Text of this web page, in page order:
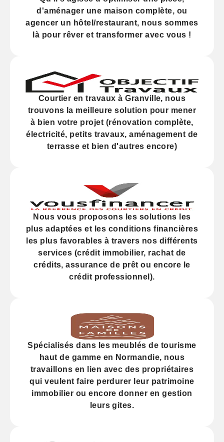
d'aménager une maison complète, ou
agencer un hôtel/restaurant, nous sommes
là pour rêver et transformer avec vous !
Courtier en travaux à Granville, nous
trouvons la meilleure solution pour mener
à bien votre projet (rénovation complète,
électricité, petits travaux, aménagement de
terrasse et bien d'autres encore)
Nous vous proposons les solutions les
plus adaptées et les conditions financières
les plus favorables à travers nos différents
services (crédit immobilier, rachat de
crédits,assurance de prêt ou encore le
crédit professionnel).
Spécialisés dans les meublés de tourisme
haut de gamme en Normandie, nous
travaillons en lien avec des propriétaires
qui veulent faire perdurer leur patrimoine
immobilier ou encore donner en gestion
leurs gites.